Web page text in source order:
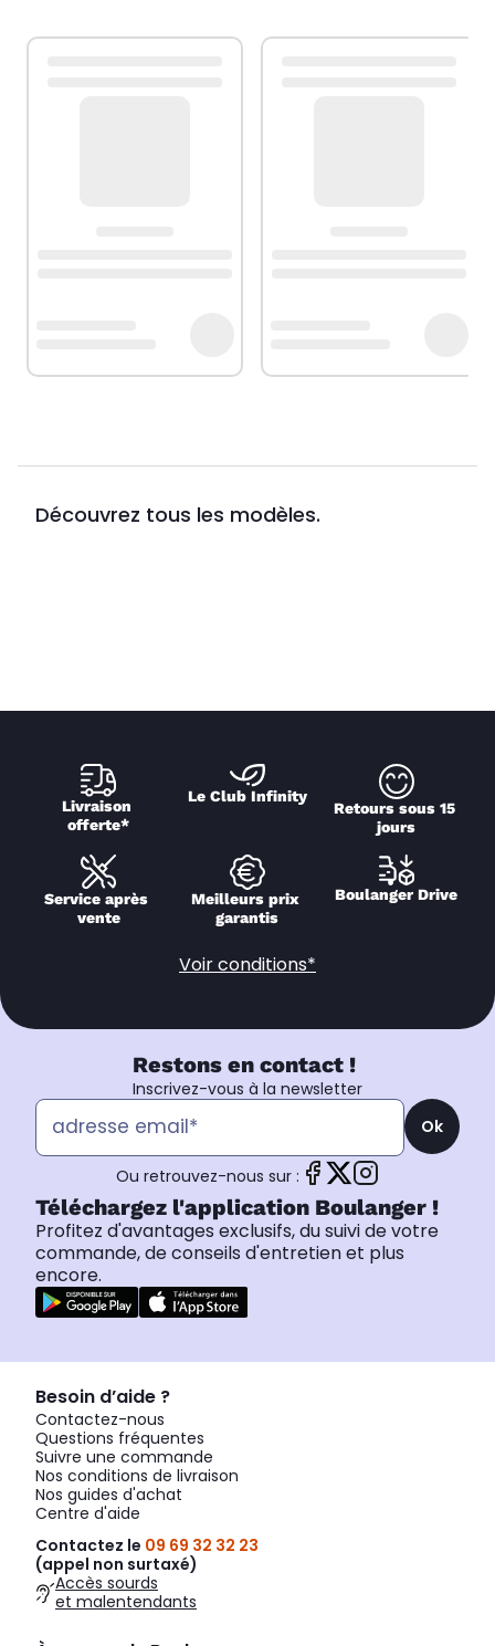
Découvrez tous les modèles.
Livraison
offerte*
Le Club Infinity
Retours sous 15
jours
Service après
vente
Meilleurs prix
garantis
Boulanger Drive
Voir conditions*
Restons en contact !
Inscrivez-vous à la newsletter
Ok
Ou retrouvez-nous sur :
Téléchargez l'application Boulanger !
Profitez d'avantages exclusifs, du suivi de votre
commande, de conseils d'entretien et plus
encore.
Besoin d’aide ?
Contactez-nous
Questions fréquentes
Suivre une commande
Nos conditions de livraison
Nos guides d'achat
Centre d'aide
Contactez le 09 69 32 32 23
(appel non surtaxé)
Accès sourds
et malentendants